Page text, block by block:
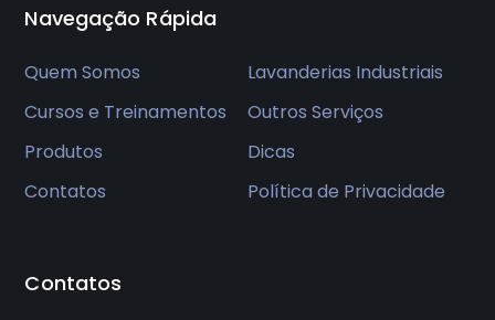
Navegação Rápida
Quem Somos
Lavanderias Industriais
Cursos e Treinamentos
Outros Serviços
Produtos
Dicas
Contatos
Política de Privacidade
Contatos